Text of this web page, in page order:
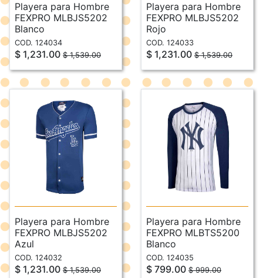
Playera para Hombre
FEXPRO MLBJS5202
Blanco
COD. 124034
$ 1,231.00 $ 1,539.00
Playera para Hombre
FEXPRO MLBJS5202
Rojo
COD. 124033
$ 1,231.00 $ 1,539.00
Playera para Hombre
FEXPRO MLBJS5202
Azul
COD. 124032
$ 1,231.00 $ 1,539.00
Playera para Hombre
FEXPRO MLBTS5200
Blanco
COD. 124035
$ 799.00 $ 999.00